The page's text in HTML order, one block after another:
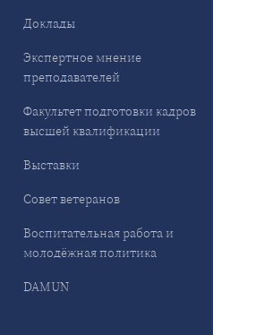
Доклады
Экспертное мнение
преподавателей
Факультет подготовки кадров
высшей квалификации
Выставки
Совет ветеранов
Воспитательная работа и
молодёжная политика
DAMUN